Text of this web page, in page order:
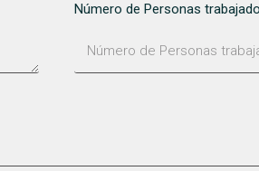
Número de Personas